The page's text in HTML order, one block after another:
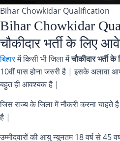
Bihar Chowkidar Qualification
Bihar Chowkidar
चौकीदार भर्ती के लिए
बिहारमें किसी भी जिला मेंचौकीदार भर्ती
10वीं पास होना जरुरी है | इसके अलावा
बहुत ही आवश्यक है |
जिस राज्य के जिला में नौकरी करना चाहते
है |
उम्मीदवारों की आयु न्यूनतम 18 वर्ष से 45